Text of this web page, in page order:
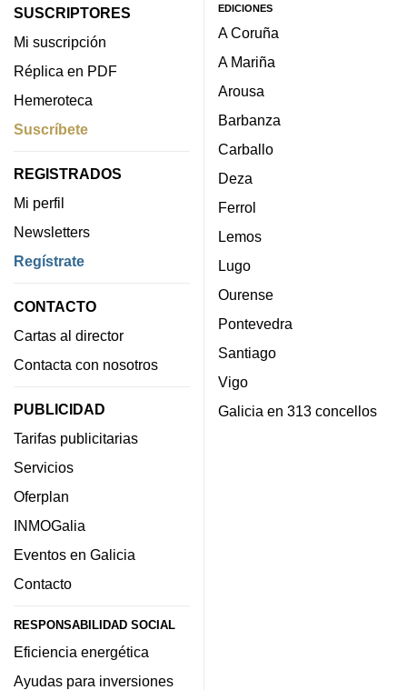
SUSCRIPTORES
Mi suscripción
Réplica en PDF
Hemeroteca
Suscríbete
REGISTRADOS
Mi perfil
Newsletters
Regístrate
CONTACTO
Cartas al director
Contacta con nosotros
PUBLICIDAD
Tarifas publicitarias
Servicios
Oferplan
INMOGalia
Eventos en Galicia
Contacto
RESPONSABILIDAD SOCIAL
Eficiencia energética
Ayudas para inversiones
EDICIONES
A Coruña
A Mariña
Arousa
Barbanza
Carballo
Deza
Ferrol
Lemos
Lugo
Ourense
Pontevedra
Santiago
Vigo
Galicia en 313 concellos